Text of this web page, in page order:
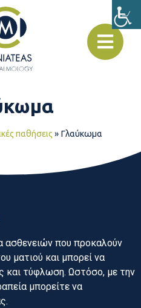
παθήσεις » Γλαύκωμα
ασθενειών που προκαλούν
ματιού και μπορεί να
και τύφλωση. Ωστόσο, με την
μπορείτε να